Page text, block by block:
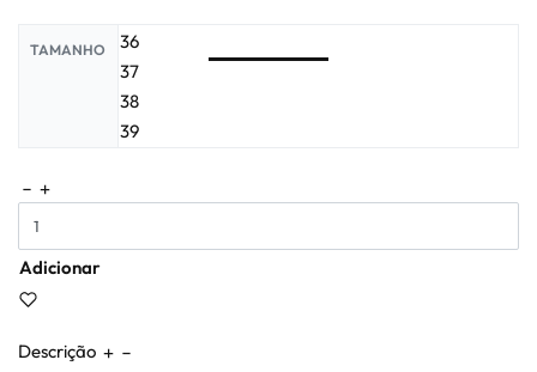
TAMANHO
36
37
38
39
Adicionar
Descrição